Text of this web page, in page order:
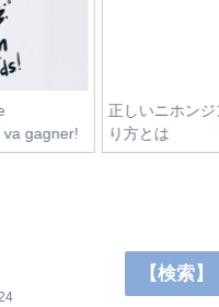
カンヌとモナコ 移動
ール
【検索